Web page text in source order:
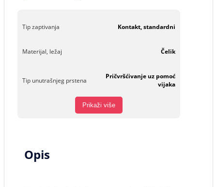
Tip zaptivanja Kontakt, standardni
Materijal, ležaj Čelik
Tip unutrašnjeg prstena
Pričvršćivanje uz pomoć
vijaka
Prikaži više
Opis